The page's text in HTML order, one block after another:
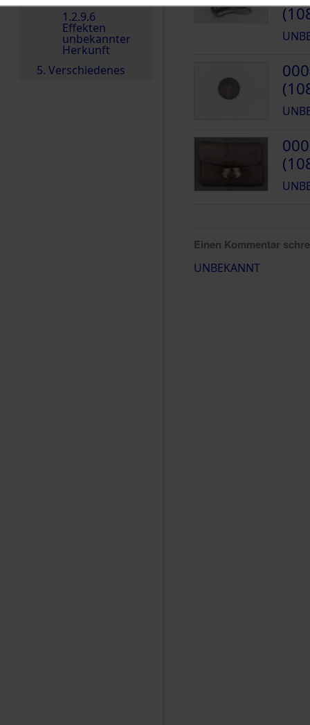
1.2.9.6
Effekten
unbekannter
Herkunft
5. Verschiedenes
Einen Kommentar
UNBEKANNT